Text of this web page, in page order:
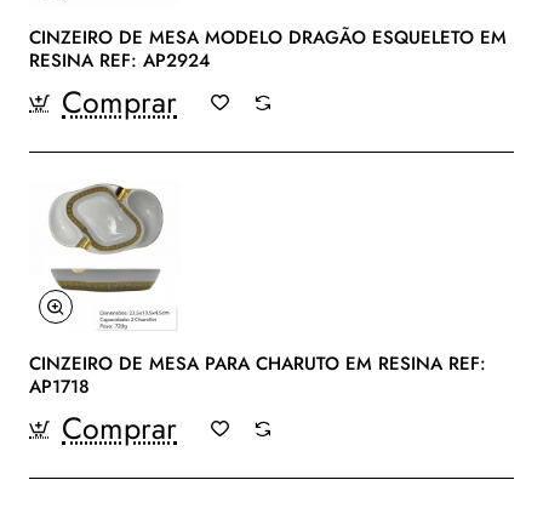
CINZEIRO DE MESA MODELO DRAGÃO ESQUELETO EM
RESINA REF: AP2924
Comprar
CINZEIRO DE MESA PARA CHARUTO EM RESINA REF:
AP1718
Comprar